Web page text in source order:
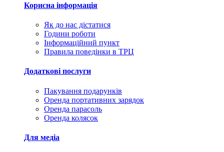
Корисна інформація
Як до нас дістатися
Години роботи
Інформаційний пункт
Правила поведінки в ТРЦ
Додаткові послуги
Пакування подарунків
Оренда портативних зарядок
Оренда парасоль
Оренда колясок
Для медіа